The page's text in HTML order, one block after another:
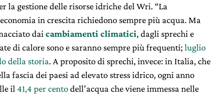
la gestione delle risorse idriche del Wri. “La
in crescita richiedono sempre più acqua. Ma
dai cambiamenti climatici, dagli sprechi e
di calore sono e saranno sempre più frequenti;luglio
della storia. A proposito di sprechi, invece: in Italia, che
fascia dei paesi ad elevato stress idrico, ogni anno
il 41,4 per centodell’acqua che viene immessa nelle